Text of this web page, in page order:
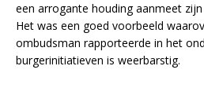
een arrogante houding aanmeet
Het was een goed voorbeeld
ombudsman rapporteerde in het
burgerinitiatieven is weerbarstig.